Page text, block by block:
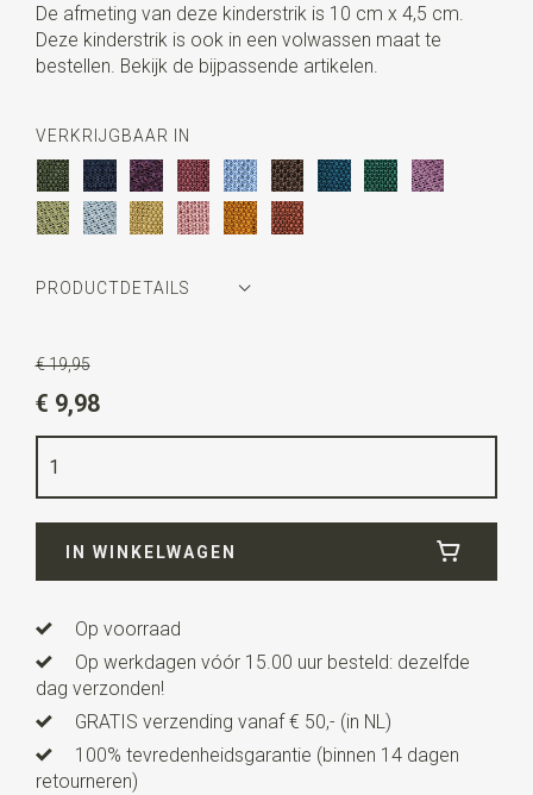
De afmeting van deze kinderstrik is 10 cm x 4,5 cm.
Deze kinderstrik is ook in een volwassen maat te
bestellen. Bekijk de bijpassende artikelen.
VERKRIJGBAAR IN
PRODUCTDETAILS
Kleurstone blue
Kwaliteitpolyester
Breedte
Lengte10 cm
Uitvoeringdit is een voorgestrikt model met een
kinderen van ca. 3 tot 10 jaar.
€ 19,95
€ 9,98
IN WINKELWAGEN
Op voorraad
Op werkdagen vóór 15.00 uur besteld: dezelfde
dag verzonden!
GRATIS verzending vanaf € 50,- (in NL)
100% tevredenheidsgarantie (binnen 14 dagen
retourneren)